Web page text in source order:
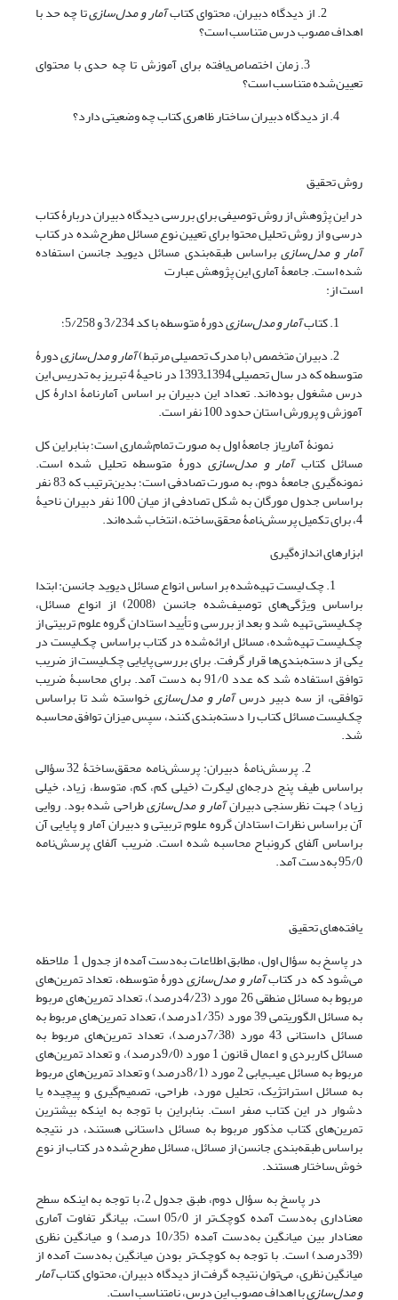
آمار و مدل‌سازیتا چه حد با
اهداف مصوب درس متناسب است؟
3. زمان اختصاص‌یافته برای آموزش تا چه حدی با محتوای
تعیین‌شده متناسب است؟
روش تحقیق
در این پژوهش از روش توصیفی برای بررسی دیدگاه دبیران دربارۀ کتاب
درسی و از روش تحلیل محتوا برای تعیین نوع مسائل مطرح‌شده در کتاب
آمار و مدل‌سازیبراساس طبقه‌بندی مسائل دیوید جانسن استفاده
شده است. جامعۀ آماری این پژوهش عبارت
است از:
آمار و مدل‌سازیدورۀ متوسطه با کد 3/234 و 5/258؛
آمار و مدل‌سازیدورۀ
متوسطه که در سال تحصیلی 1394ـ1393 در ناحیۀ 4 تبریز به تدریس این
درس مشغول بوده‌اند. تعداد این دبیران بر اساس آمارنامۀ ادارۀ کل
آموزش و پرورش استان حدود 100 نفر است.
نمونۀ آماریاز جامعۀ اول به صورت تمام‌شماری است؛ بنابراین کل
مسائل کتابآمار و مدل‌سازیدورۀ متوسطه تحلیل شده است.
نمونه‌گیری جامعۀ دوم، به ‌صورت تصادفی است؛ بدین‌ترتیب که 83 نفر
براساس جدول مورگان به‌ شکل تصادفی از میان 100 نفر دبیران ناحیۀ
4، برای تکمیل پرسش‌نامۀ محقق‌ساخته، انتخاب شده‌اند.
ابزارهای اندازه‌گیری
1. چک لیست تهیه‌شده بر اساس انواع مسائل دیوید جانسن: ابتدا
براساس ویژگی‌های توصیف‌شده جانسن (2008) از انواع مسائل،
چک‌لیستی تهیه شد و بعد از بررسی و تأیید استادان گروه علوم تربیتی از
چک‌لیست تهیه‌شده، مسائل ارائه‌شده در کتاب براساس چک‌لیست در
یکی از دسته‌بندی‌ها قرار گرفت. برای بررسی پایایی چک‌لیست از ضریب
توافق استفاده شد که عدد 91/0 به دست آمد. برای محاسبۀ ضریب
توافقی، از سه دبیر درسآمار و مدل‌سازیخواسته شد تا براساس
چک‌لیست مسائل کتاب را دسته‌بندی کنند، سپس میزان توافق محاسبه
شد.
2. پرسش‌نامۀ‌ دبیران: پرسش‌نامه محقق‌ساختۀ 32 سؤالی
براساس طیف پنج درجه‌ای لیکرت (خیلی کم، کم، متوسط، زیاد، خیلی
زیاد) جهت نظرسنجی دبیرانآمار و مدل‌سازیطراحی شده بود. روایی
آن براساس نظرات استادان گروه علوم تربیتی و دبیران آمار و پایایی آن
براساس آلفای کرونباح محاسبه شده است. ضریب آلفای پرسش‌نامه
95/0 به‌دست آمد.
یافته‌های تحقیق
در پاسخ به سؤال اول، مطابق اطلاعات به‌دست آمده از جدول 1 ملاحظه
می‌شود که در کتابآمار و مدل‌سازیدورۀ متوسطه، تعداد تمرین‌های
مربوط به مسائل منطقی 26 مورد (4/23درصد)، تعداد تمرین‌های مربوط
به مسائل الگوریتمی 39 مورد (1/35درصد)، تعداد تمرین‌های مربوط به
مسائل داستانی 43 مورد (7/38درصد)، تعداد تمرین‌های مربوط به
مسائل کاربردی و اعمال قانون 1 مورد (9/0درصد)، و تعداد تمرین‌های
مربوط به مسائل عیب‌یابی 2 مورد (8/1درصد) و تعداد تمرین‌های مربوط
به مسائل استراتژیک، تحلیل مورد، طراحی، تصمیم‌گیری و پیچیده یا
دشوار در این کتاب صفر است. بنابراین با توجه به اینکه بیشترین
تمرین‌های کتاب مذکور مربوط به مسائل داستانی هستند، در نتیجه
براساس طبقه‌بندی جانسن از مسائل، مسائل مطرح‌شده در کتاب از نوع
خوش‌ساختار هستند.
در پاسخ به سؤال دوم، طبق جدول 2، با توجه به اینکه سطح
معناداری به‌دست آمده کوچک‌تر از 05/0 است، بیانگر تفاوت آماری
معنا‌دار بین میانگین به‌دست آمده (10/35 درصد) و میانگین نظری
(39درصد) است. با توجه به کوچک‌تر بودن میانگین به‌دست آمده از
میانگین نظری، می‌توان نتیجه گرفت از دیدگاه دبیران، محتوای کتابآمار
و مدل‌سازیبا اهداف مصوب این درس، نامتناسب است.